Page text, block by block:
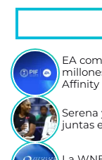
EA
Affinity
juntas